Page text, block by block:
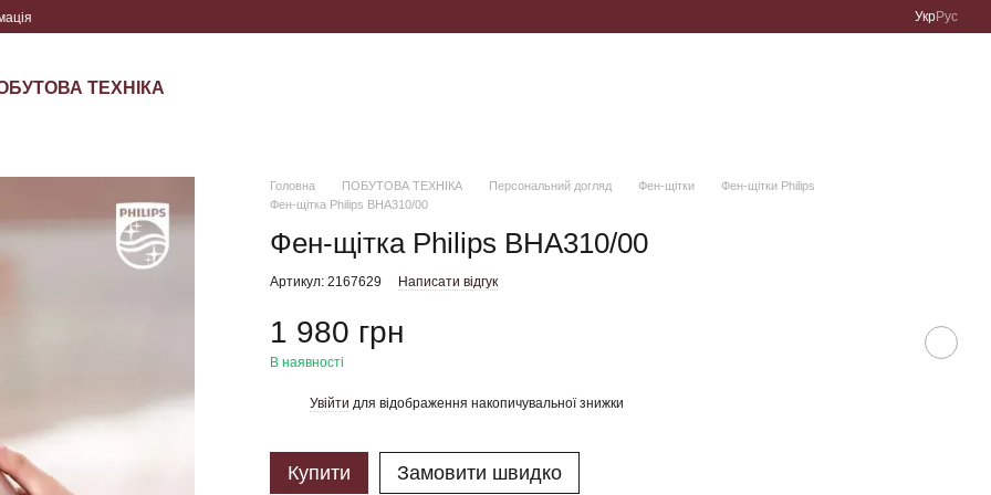
УкрРус
ТЕХНІКА
Головна ПОБУТОВА ТЕХНІКА Персональний догляд Фен-щітки
Фен-щітки Philips
Фен-щітка Philips BHA310/00
Фен-щітка Philips BHA310/00
Артикул: 2167629 Написати відгук
1 980 грн
В наявності
Увійти для відображення накопичувальної знижки
Купити Замовити швидко